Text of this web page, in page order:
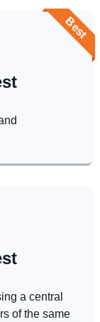
Best
a central
of the same